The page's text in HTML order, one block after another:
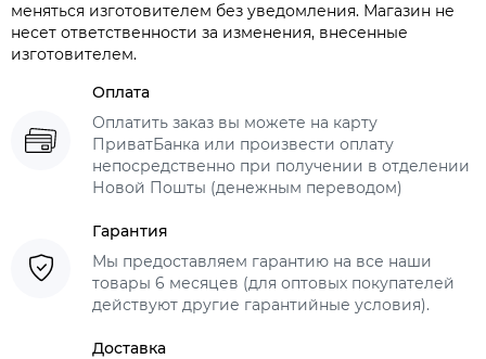
меняться изготовителем без уведомления. Магазин не
несет ответственности за изменения, внесенные
изготовителем.
Оплата
Оплатить заказ вы можете на карту
ПриватБанка или произвести оплату
непосредственно при получении в отделении
Новой Пошты (денежным переводом)
Гарантия
Мы предоставляем гарантию на все наши
товары 6 месяцев (для оптовых покупателей
действуют другие гарантийные условия).
Доставка